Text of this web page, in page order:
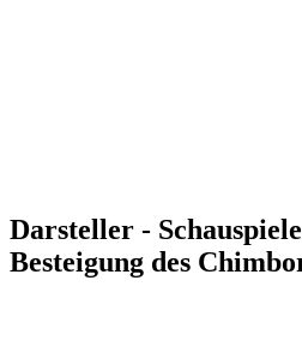
Darsteller -
Besteigung des